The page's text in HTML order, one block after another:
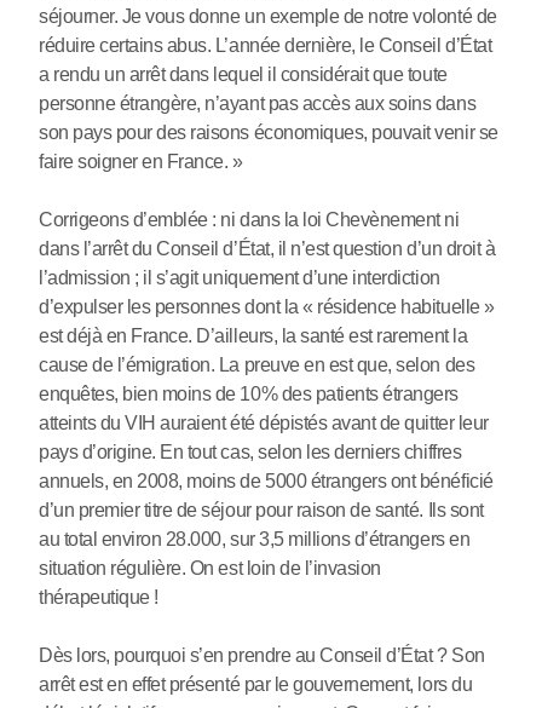
séjourner. Je vous donne un exemple de notre volonté de
réduire certains abus. L’année dernière, le Conseil d’État
a rendu un arrêt dans lequel il considérait que toute
personne étrangère, n’ayant pas accès aux soins dans
son pays pour des raisons économiques, pouvait venir se
faire soigner en France. »
Corrigeons d’emblée : ni dans la loi Chevènement ni
dans l’arrêt du Conseil d’État, il n’est question d’un droit à
l’admission ; il s’agit uniquement d’une interdiction
d’expulser les personnes dont la « résidence habituelle »
est déjà en France. D’ailleurs, la santé est rarement la
cause de l’émigration. La preuve en est que, selon des
enquêtes, bien moins de 10% des patients étrangers
atteints du VIH auraient été dépistés avant de quitter leur
pays d’origine. En tout cas, selon les derniers chiffres
annuels, en 2008, moins de 5000 étrangers ont bénéficié
d’un premier titre de séjour pour raison de santé. Ils sont
au total environ 28.000, sur 3,5 millions d’étrangers en
situation régulière. On est loin de l’invasion
thérapeutique !
Dès lors, pourquoi s’en prendre au Conseil d’État ? Son
arrêt est en effet présenté par le gouvernement, lors du